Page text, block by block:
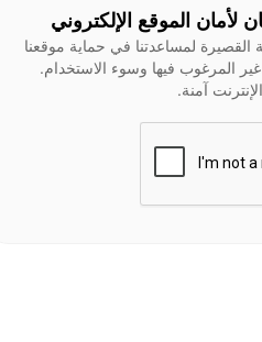
لأمان الموقع الإلكتروني
لمساعدتنا في حماية موقعنا
المرغوب فيها وسوء الاستخدام.
آمنة.